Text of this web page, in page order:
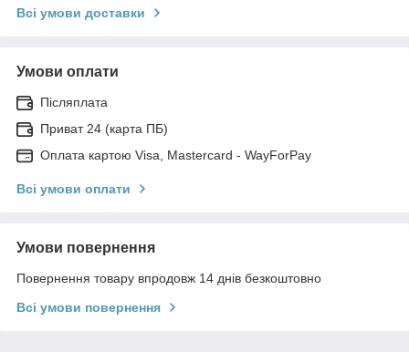
Всі умови доставки
Умови оплати
Післяплата
Приват 24 (карта ПБ)
Оплата картою Visa, Mastercard - WayForPay
Всі умови оплати
Умови повернення
Повернення товару впродовж 14 днів безкоштовно
Всі умови повернення